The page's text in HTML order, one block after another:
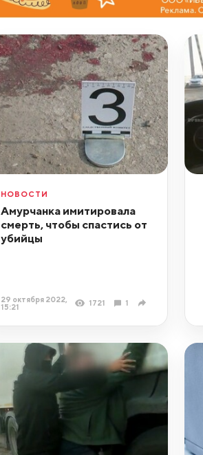
НОВОСТИ
Амурчанка имитировала
смерть, чтобы спастись от
убийцы
29 октября 2022,
15:21
1721 1